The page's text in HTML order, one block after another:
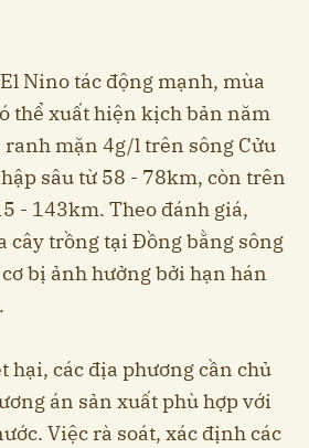
Nino tác động mạnh, mùa
thể xuất hiện kịch bản năm
mặn 4g/l trên sông Cửu
sâu từ 58 - 78km, còn trên
- 143km. Theo đánh giá,
cây trồng tại Đồng bằng sông
bị ảnh hưởng bởi hạn hán
hại, các địa phương cần chủ
án sản xuất phù hợp với
Việc rà soát, xác định các